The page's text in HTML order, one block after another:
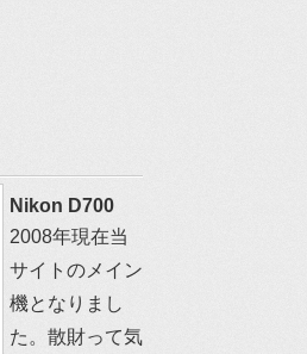
Nikon D700
2008年現在当
サイトのメイン
機となりまし
た。散財って気